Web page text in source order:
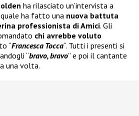
ha rilasciato un’intervista a
ha fatto una nuova battuta
professionista di Amici. Gli
chi avrebbe voluto
“Francesca Tocca“. Tutti i presenti si
“bravo, bravo” e poi il cantante
una volta.